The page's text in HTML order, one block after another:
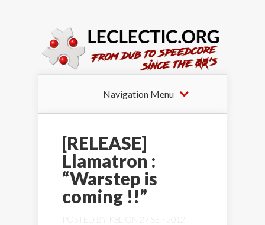
Navigation Menu
[RELEASE]
Llamatron :
“Warstep is
coming !!”
POSTED BY K8L ON 27 SEP 2012